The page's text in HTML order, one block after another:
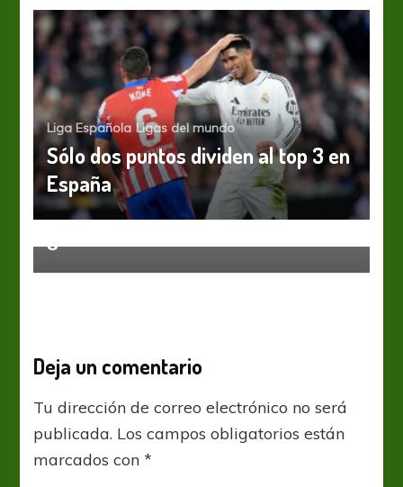
Liga Española Ligas del mundo
Sólo dos puntos dividen al top 3 en
España
Liga Española
La Liga: Atlético Madrid, el Real
Deja un comentario
Tu dirección de correo electrónico no será
publicada. Los campos obligatorios están
marcados con*